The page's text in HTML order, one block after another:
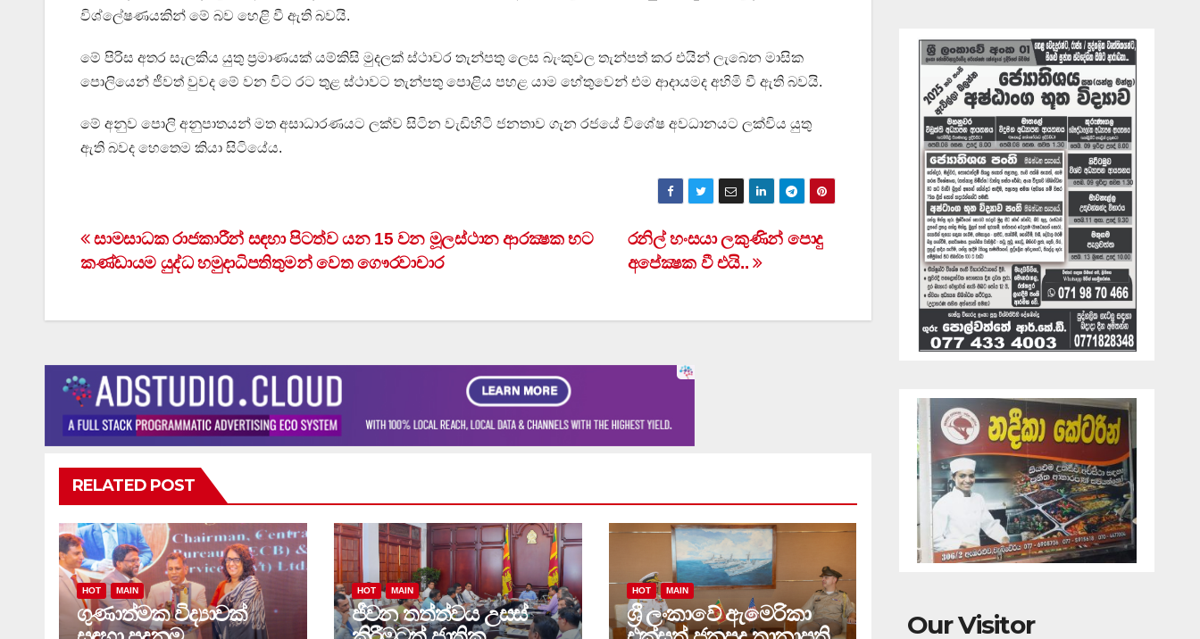
විශ්ලේෂණයකින් මේ බව හෙළි වී ඇති බවයි.
මේ පිරිස අතර සැලකිය යුතු ප්‍රමාණයක් යම්කිසි මුදලක් ස්ථාවර තැන්පතු ලෙස බැංකුවල තැන්පත් කර එයින් ලැබෙන මාසික
පොලියෙන් ජීවත් වුවද මේ වන විට රට තුළ ස්ථාවට තැන්පතු පොළිය පහළ යාම හේතුවෙන් එම ආදායමද අහිමි වී ඇති බවයි.
මේ අනුව පොලි අනුපාතයන් මත අසාධාරණයට ලක්ව සිටින වැඩිහිටි ජනතාව ගැන රජයේ විශේෂ අවධානයට ලක්විය යුතු
ඇති බවද හෙතෙම කියා සිටියේය.
Post
navigation
රනිල් හංසයා ලකුණින් පොදු
අපේක්‍ෂක වී එයි..
සාමසාධක රාජකාරීන් සඳහා පිටත්ව යන 15 වන මූලස්ථාන ආරක්‍ෂක භට
කණ්ඩායම යුද්ධ හමුදාධිපතිතුමන් වෙත ගෞරවාචාර
RELATED POST
HOT MAIN
ගුණාත්මක විද්‍යාවක්
HOT MAIN
ජීවන තත්ත්වය උසස්
HOT MAIN
ශ්‍රී ලංකාවේ ඇමෙරිකා
Our Visitor